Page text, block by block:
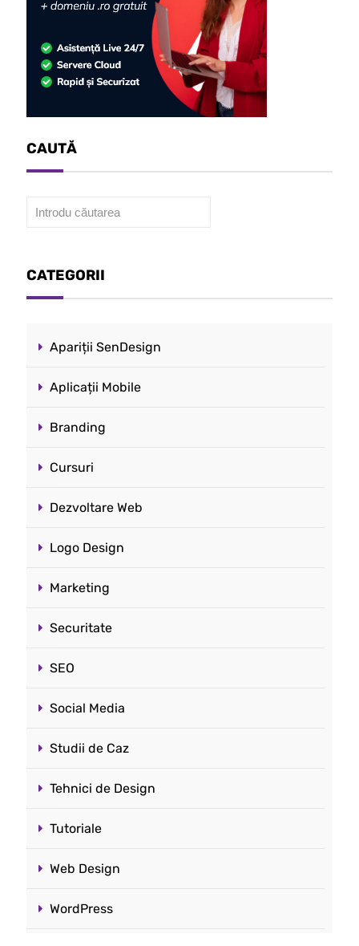
CAUTĂ
Caută
CATEGORII
Apariții SenDesign
Aplicații Mobile
Branding
Cursuri
Dezvoltare Web
Logo Design
Marketing
Securitate
SEO
Social Media
Studii de Caz
Tehnici de Design
Tutoriale
Web Design
WordPress